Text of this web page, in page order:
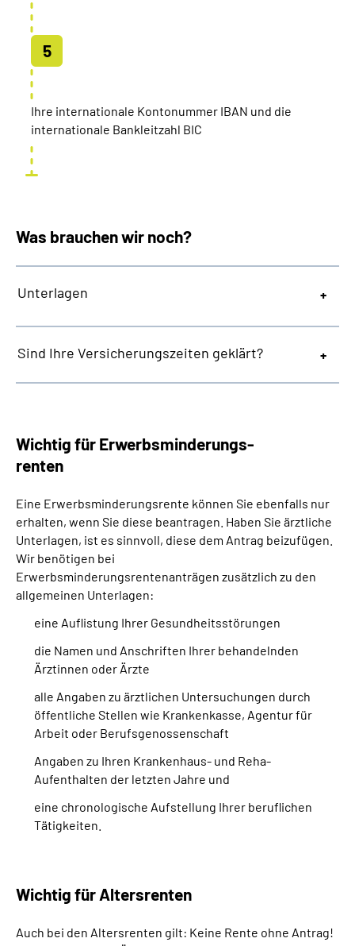
Ihre internationale Kontonummer IBAN und die
internationale Bankleitzahl BIC
Was brauchen wir noch?
Unterlagen
Sind Ihre Versicherungszeiten geklärt?
Wichtig für Erwerbsminderungs-
renten
Eine Erwerbsminderungsrente können Sie ebenfalls nur
erhalten, wenn Sie diese beantragen. Haben Sie ärztliche
Unterlagen, ist es sinnvoll, diese dem Antrag beizufügen.
Wir benötigen bei
Erwerbsminderungsrentenanträgen zusätzlich zu den
allgemeinen Unterlagen:
eine Auflistung Ihrer Gesundheitsstörungen
die Namen und Anschriften Ihrer behandelnden
Ärztinnen oder Ärzte
alle Angaben zu ärztlichen Untersuchungen durch
öffentliche Stellen wie Krankenkasse, Agentur für
Arbeit oder Berufsgenossenschaft
Angaben zu Ihren Krankenhaus- und Reha-
Aufenthalten der letzten Jahre und
eine chronologische Aufstellung Ihrer beruflichen
Tätigkeiten.
Wichtig für Altersrenten
Auch bei den Altersrenten gilt: Keine Rente ohne Antrag!